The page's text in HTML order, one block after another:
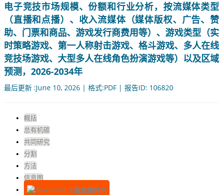
电子竞技市场规模、份额和行业分析，按流媒体类型
（直播和点播）、收入流媒体（媒体版权、广告、赞
助、门票和商品、游戏发行商费用等）、游戏类型（实
时策略游戏、第一人称射击游戏、格斗游戏、多人在线
竞技场游戏、大型多人在线角色扮演游戏等）以及区域
预测，2026-2034年
最后更新 :June 10, 2026 | 格式:PDF | 报告ID: 106820
概括
总有机碳
共同研究
分割
方法
信息图
下载免费样本